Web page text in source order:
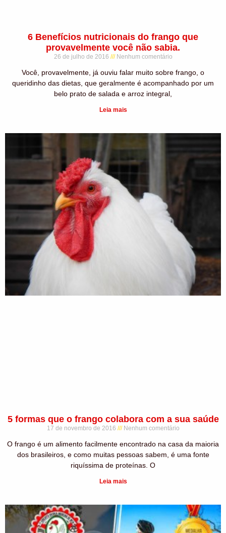
6 Benefícios nutricionais do frango que
provavelmente você não sabia.
26 de julho de 2016 Nenhum comentário
Você, provavelmente, já ouviu falar muito sobre frango, o
queridinho das dietas, que geralmente é acompanhado por um
belo prato de salada e arroz integral,
Leia mais
5 formas que o frango colabora com a sua saúde
17 de novembro de 2016 Nenhum comentário
O frango é um alimento facilmente encontrado na casa da maioria
dos brasileiros, e como muitas pessoas sabem, é uma fonte
riquíssima de proteínas. O
Leia mais